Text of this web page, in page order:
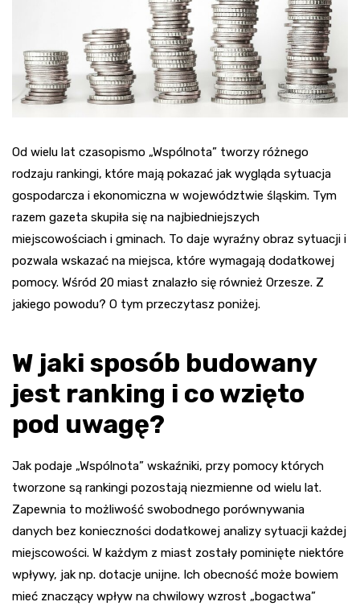
Od wielu lat czasopismo „Wspólnota” tworzy różnego
rodzaju rankingi, które mają pokazać jak wygląda sytuacja
gospodarcza i ekonomiczna w województwie śląskim. Tym
razem gazeta skupiła się na najbiedniejszych
miejscowościach i gminach. To daje wyraźny obraz sytuacji i
pozwala wskazać na miejsca, które wymagają dodatkowej
pomocy. Wśród 20 miast znalazło się również Orzesze. Z
jakiego powodu? O tym przeczytasz poniżej.
W jaki sposób budowany
jest ranking i co wzięto
pod uwagę?
Jak podaje „Wspólnota” wskaźniki, przy pomocy których
tworzone są rankingi pozostają niezmienne od wielu lat.
Zapewnia to możliwość swobodnego porównywania
danych bez konieczności dodatkowej analizy sytuacji każdej
miejscowości. W każdym z miast zostały pominięte niektóre
wpływy, jak np. dotacje unijne. Ich obecność może bowiem
mieć znaczący wpływ na chwilowy wzrost „bogactwa”